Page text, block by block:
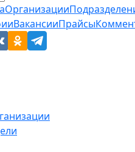
Организации
ВакансииПрайсы